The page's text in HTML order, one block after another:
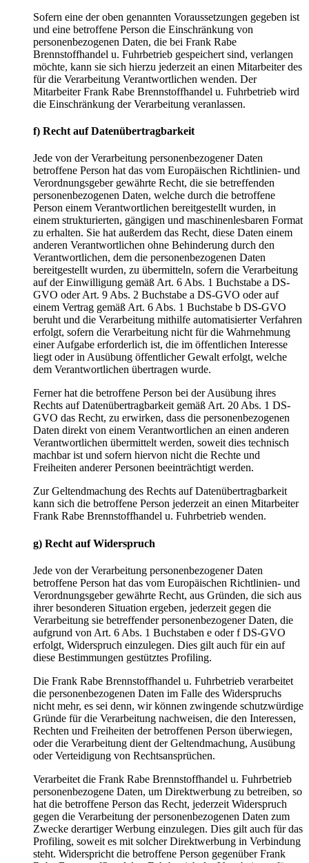
Sofern eine der oben genannten Voraussetzungen gegeben ist
und eine betroffene Person die Einschränkung von
personenbezogenen Daten, die bei Frank Rabe
Brennstoffhandel u. Fuhrbetrieb gespeichert sind, verlangen
möchte, kann sie sich hierzu jederzeit an einen Mitarbeiter des
für die Verarbeitung Verantwortlichen wenden. Der
Mitarbeiter Frank Rabe Brennstoffhandel u. Fuhrbetrieb wird
die Einschränkung der Verarbeitung veranlassen.
f) Recht auf Datenübertragbarkeit
Jede von der Verarbeitung personenbezogener Daten
betroffene Person hat das vom Europäischen Richtlinien- und
Verordnungsgeber gewährte Recht, die sie betreffenden
personenbezogenen Daten, welche durch die betroffene
Person einem Verantwortlichen bereitgestellt wurden, in
einem strukturierten, gängigen und maschinenlesbaren Format
zu erhalten. Sie hat außerdem das Recht, diese Daten einem
anderen Verantwortlichen ohne Behinderung durch den
Verantwortlichen, dem die personenbezogenen Daten
bereitgestellt wurden, zu übermitteln, sofern die Verarbeitung
auf der Einwilligung gemäß Art. 6 Abs. 1 Buchstabe a DS-
GVO oder Art. 9 Abs. 2 Buchstabe a DS-GVO oder auf
einem Vertrag gemäß Art. 6 Abs. 1 Buchstabe b DS-GVO
beruht und die Verarbeitung mithilfe automatisierter Verfahren
erfolgt, sofern die Verarbeitung nicht für die Wahrnehmung
einer Aufgabe erforderlich ist, die im öffentlichen Interesse
liegt oder in Ausübung öffentlicher Gewalt erfolgt, welche
dem Verantwortlichen übertragen wurde.
Ferner hat die betroffene Person bei der Ausübung ihres
Rechts auf Datenübertragbarkeit gemäß Art. 20 Abs. 1 DS-
GVO das Recht, zu erwirken, dass die personenbezogenen
Daten direkt von einem Verantwortlichen an einen anderen
Verantwortlichen übermittelt werden, soweit dies technisch
machbar ist und sofern hiervon nicht die Rechte und
Freiheiten anderer Personen beeinträchtigt werden.
Zur Geltendmachung des Rechts auf Datenübertragbarkeit
kann sich die betroffene Person jederzeit an einen Mitarbeiter
Frank Rabe Brennstoffhandel u. Fuhrbetrieb wenden.
g) Recht auf Widerspruch
Jede von der Verarbeitung personenbezogener Daten
betroffene Person hat das vom Europäischen Richtlinien- und
Verordnungsgeber gewährte Recht, aus Gründen, die sich aus
ihrer besonderen Situation ergeben, jederzeit gegen die
Verarbeitung sie betreffender personenbezogener Daten, die
aufgrund von Art. 6 Abs. 1 Buchstaben e oder f DS-GVO
erfolgt, Widerspruch einzulegen. Dies gilt auch für ein auf
diese Bestimmungen gestütztes Profiling.
Die Frank Rabe Brennstoffhandel u. Fuhrbetrieb verarbeitet
die personenbezogenen Daten im Falle des Widerspruchs
nicht mehr, es sei denn, wir können zwingende schutzwürdige
Gründe für die Verarbeitung nachweisen, die den Interessen,
Rechten und Freiheiten der betroffenen Person überwiegen,
oder die Verarbeitung dient der Geltendmachung, Ausübung
oder Verteidigung von Rechtsansprüchen.
Verarbeitet die Frank Rabe Brennstoffhandel u. Fuhrbetrieb
personenbezogene Daten, um Direktwerbung zu betreiben, so
hat die betroffene Person das Recht, jederzeit Widerspruch
gegen die Verarbeitung der personenbezogenen Daten zum
Zwecke derartiger Werbung einzulegen. Dies gilt auch für das
Profiling, soweit es mit solcher Direktwerbung in Verbindung
steht. Widerspricht die betroffene Person gegenüber Frank